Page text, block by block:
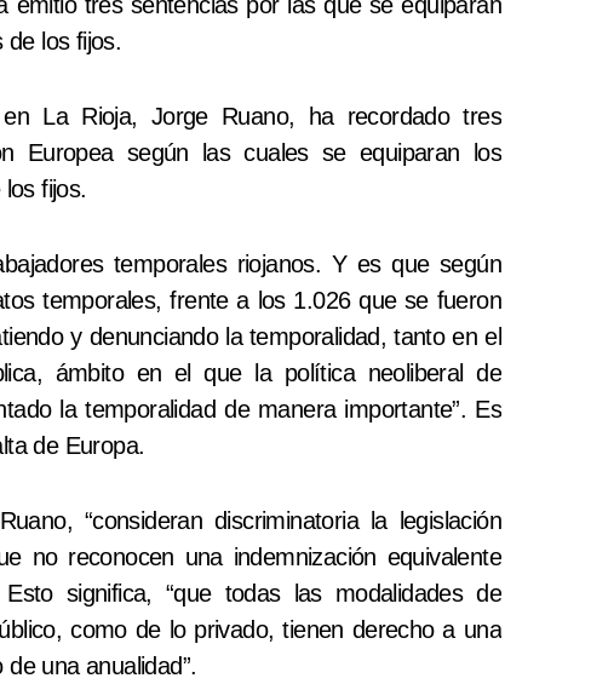
emitió tres sentencias por las que se equiparan
de los fijos.
La Rioja, Jorge Ruano, ha recordado tres
Europea según las cuales se equiparan los
fijos.
temporales riojanos. Y es que según
temporales, frente a los 1.026 que se fueron
y denunciando la temporalidad, tanto en el
ámbito en el que la política neoliberal de
la temporalidad de manera importante”. Es
de Europa.
“consideran discriminatoria la legislación
no reconocen una indemnización equivalente
significa, “que todas las modalidades de
como de lo privado, tienen derecho a una
una anualidad”.